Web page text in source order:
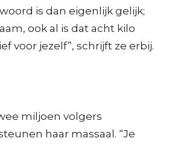
is dan eigenlijk gelijk;
ook al is dat acht kilo
voor jezelf”, schrijft ze erbij.
miljoen volgers
haar massaal. “Je